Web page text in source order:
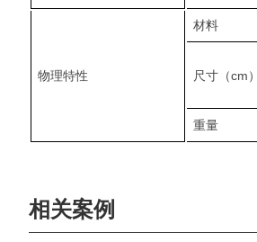
物理特性
材料
尺寸（cm）
重量
相关案例